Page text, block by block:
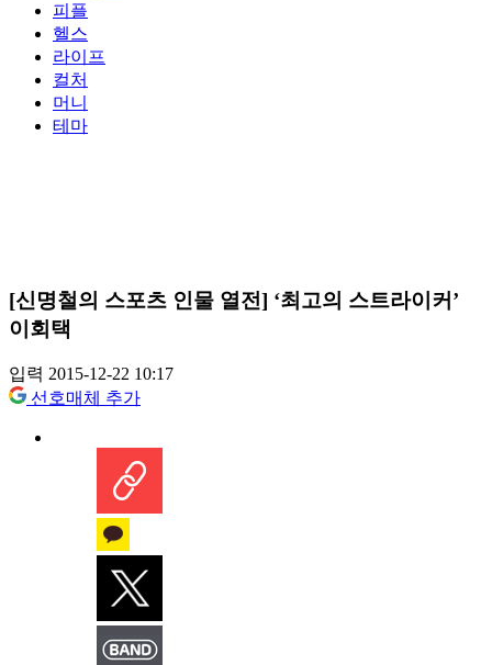
피플
헬스
라이프
컬처
머니
테마
[신명철의 스포츠 인물 열전] ‘최고의 스트라이커’
이회택
입력 2015-12-22 10:17
선호매체 추가